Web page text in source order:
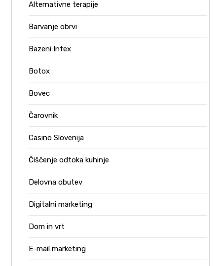
Alternativne terapije
Barvanje obrvi
Bazeni Intex
Botox
Bovec
Čarovnik
Casino Slovenija
Čiščenje odtoka kuhinje
Delovna obutev
Digitalni marketing
Dom in vrt
E-mail marketing